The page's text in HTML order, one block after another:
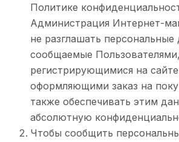
Политике
Администрация Интернет-
не разглашать персональные
сообщаемые Пользователями,
регистрирующимися на
оформляющими заказ на
также обеспечивать этим
абсолютную
Чтобы сообщить